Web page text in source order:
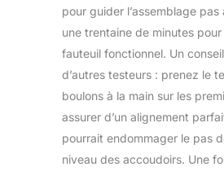
à la
pour guider l’assemblage pas
une trentaine de minutes
fauteuil fonctionnel. Un
d’autres testeurs : prenez le
boulons à la main sur les
assurer d’un alignement
pourrait endommager le pas
niveau des accoudoirs. Une